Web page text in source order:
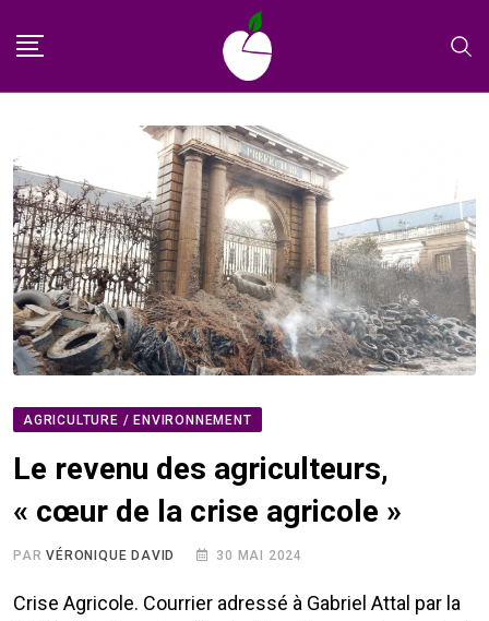
AGRICULTURE / ENVIRONNEMENT
Le revenu des agriculteurs,
« cœur de la crise agricole »
PARVÉRONIQUE DAVID 30 MAI 2024
Crise Agricole. Courrier adressé à Gabriel Attal par la